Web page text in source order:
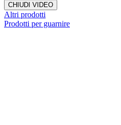
CHIUDI VIDEO
Altri prodotti
Prodotti per guarnire